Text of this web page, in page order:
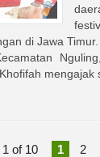
di Jawa
mengajak
of 10 1 2